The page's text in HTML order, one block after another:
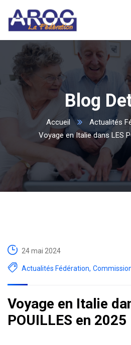
Blog
Accueil
Actualités
Voyage en Italie dans LES
24 mai 2024
Actualités Fédération,
Voyage en Italie
POUILLES en 2025